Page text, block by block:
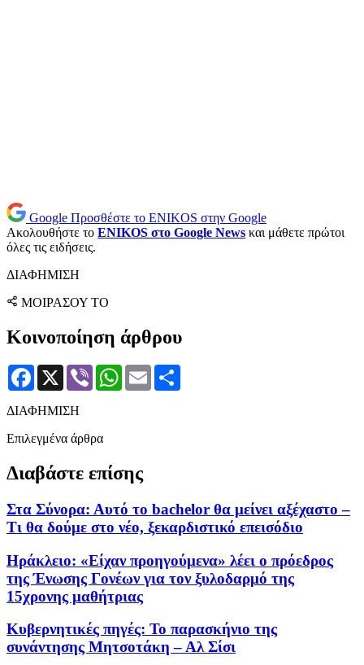
Google Προσθέστε το ENIKOS στην Google
Ακολουθήστε το ENIKOS στο Google News και μάθετε πρώτοι
όλες τις ειδήσεις.
ΔΙΑΦΗΜΙΣΗ
ΜΟΙΡΑΣΟΥ ΤΟ
Κοινοποίηση άρθρου
Facebook
X Viber WhatsApp
Email
ΔΙΑΦΗΜΙΣΗ
Επιλεγμένα άρθρα
Διαβάστε επίσης
Στα Σύνορα: Αυτό το bachelor θα μείνει αξέχαστο –
Τι θα δούμε στο νέο, ξεκαρδιστικό επεισόδιο
Ηράκλειο: «Είχαν προηγούμενα» λέει ο πρόεδρος
της Ένωσης Γονέων για τον ξυλοδαρμό της
15χρονης μαθήτριας
Κυβερνητικές πηγές: Το παρασκήνιο της
συνάντησης Μητσοτάκη – Αλ Σίσι